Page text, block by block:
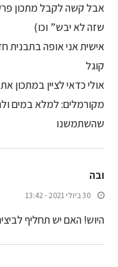
אבל קשה לקבל מתכון
שזה לא יבש” וכו)
אישית אני אופה בתבנית
קוגל
אולי כדאי לציין במתכון
מקורמלים: למלא במים
שהשתמשנו
ובה
30 ביולי 2021 - 13:42
היוש! האם יש תחליף